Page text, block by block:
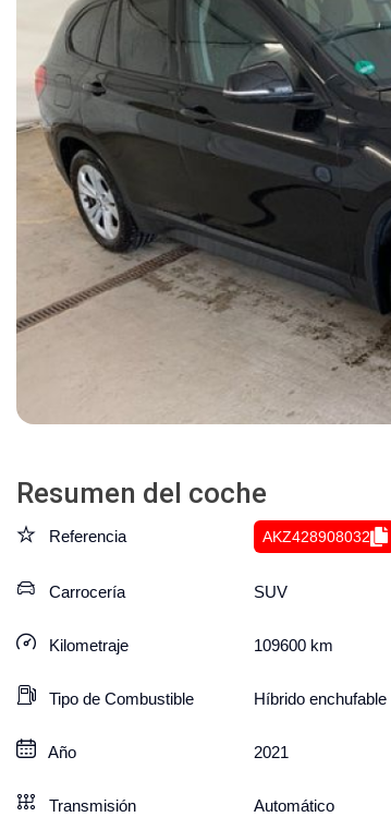
Resumen del coche
Referencia AKZ428908032
Carrocería SUV
Kilometraje 109600 km
Tipo de Combustible Híbrido enchufable
Año 2021
Transmisión Automático